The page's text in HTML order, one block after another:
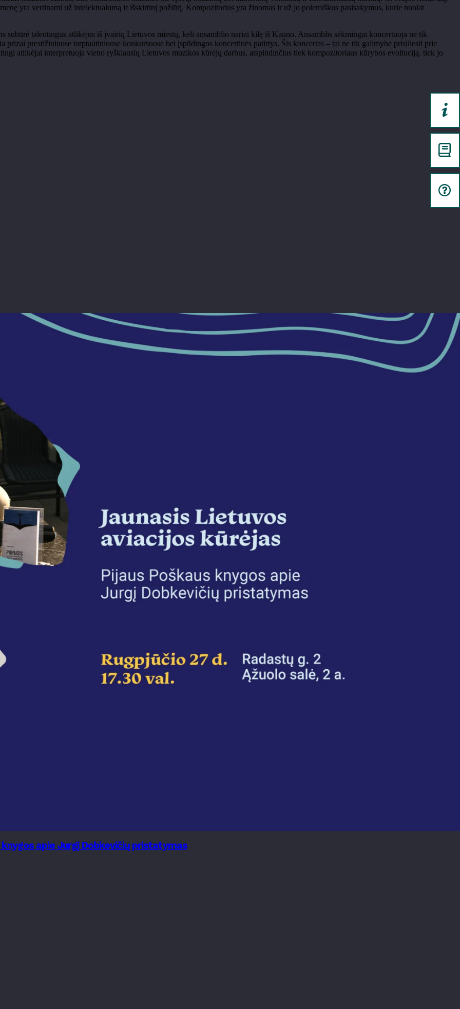
yra vertinami už intelektualumą ir išskirtinį požiūrį. Kompozitorius yra žinomas ir už jo polemiškus pasisakymus, kurie nuolat
subūrė talentingus atlikėjus iš įvairių Lietuvos miestų, keli ansamblio nariai kilę iš Kauno. Ansamblis sėkmingai koncertuoja ne tik
prestižiniuose tarptautiniuose konkursuose bei įspūdingos koncertinės patirtys. Šis koncertas – tai ne tik galimybė prisiliesti prie
atlikėjai interpretuoja vieno ryškiausių Lietuvos muzikos kūrėjų darbus, atspindinčius tiek kompozitoriaus kūrybos evoliuciją, tiek jo
apie Jurgį Dobkevičių pristatymas